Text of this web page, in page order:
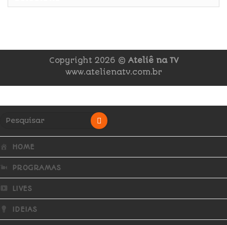
Copyright 2026 © Ateliê na TV
www.atelienatv.com.br
HOME
PROGRAMAS
LIVES
IDEIAS